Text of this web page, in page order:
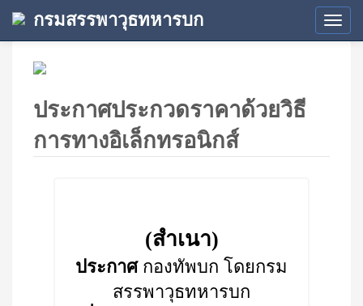
กรมสรรพาวุธทหารบก
ประกาศประกวดราคาด้วยวิธี
การทางอิเล็กทรอนิกส์
(สำเนา)
ประกาศกองทัพบก โดยกรม
สรรพาวุธทหารบก